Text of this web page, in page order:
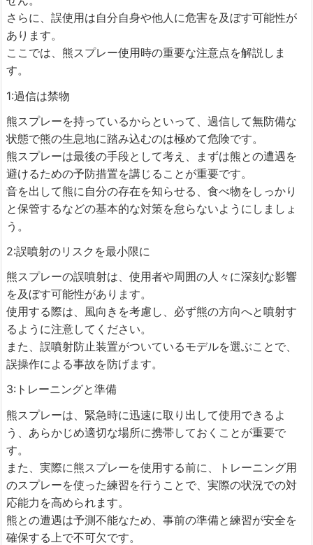
さらに、誤使用は自分自身や他人に危害を及ぼす可能性が
あります。
ここでは、熊スプレー使用時の重要な注意点を解説しま
す。
1:過信は禁物
熊スプレーを持っているからといって、過信して無防備な
状態で熊の生息地に踏み込むのは極めて危険です。
熊スプレーは最後の手段として考え、まずは熊との遭遇を
避けるための予防措置を講じることが重要です。
音を出して熊に自分の存在を知らせる、食べ物をしっかり
と保管するなどの基本的な対策を怠らないようにしましょ
う。
2:誤噴射のリスクを最小限に
熊スプレーの誤噴射は、使用者や周囲の人々に深刻な影響
を及ぼす可能性があります。
使用する際は、風向きを考慮し、必ず熊の方向へと噴射す
るように注意してください。
また、誤噴射防止装置がついているモデルを選ぶことで、
誤操作による事故を防げます。
3:トレーニングと準備
熊スプレーは、緊急時に迅速に取り出して使用できるよ
う、あらかじめ適切な場所に携帯しておくことが重要で
す。
また、実際に熊スプレーを使用する前に、トレーニング用
のスプレーを使った練習を行うことで、実際の状況での対
応能力を高められます。
熊との遭遇は予測不能なため、事前の準備と練習が安全を
確保する上で不可欠です。